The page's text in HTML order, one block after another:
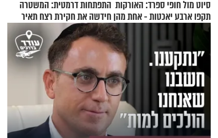
סיוט מול חופי ספרד: האורקות
תקפו ארבע יאכטות - אחת מהן
טבעה
התפתחות דרמטית: המשטרה
חידשה את חקירת רצח תאיר
ראדה